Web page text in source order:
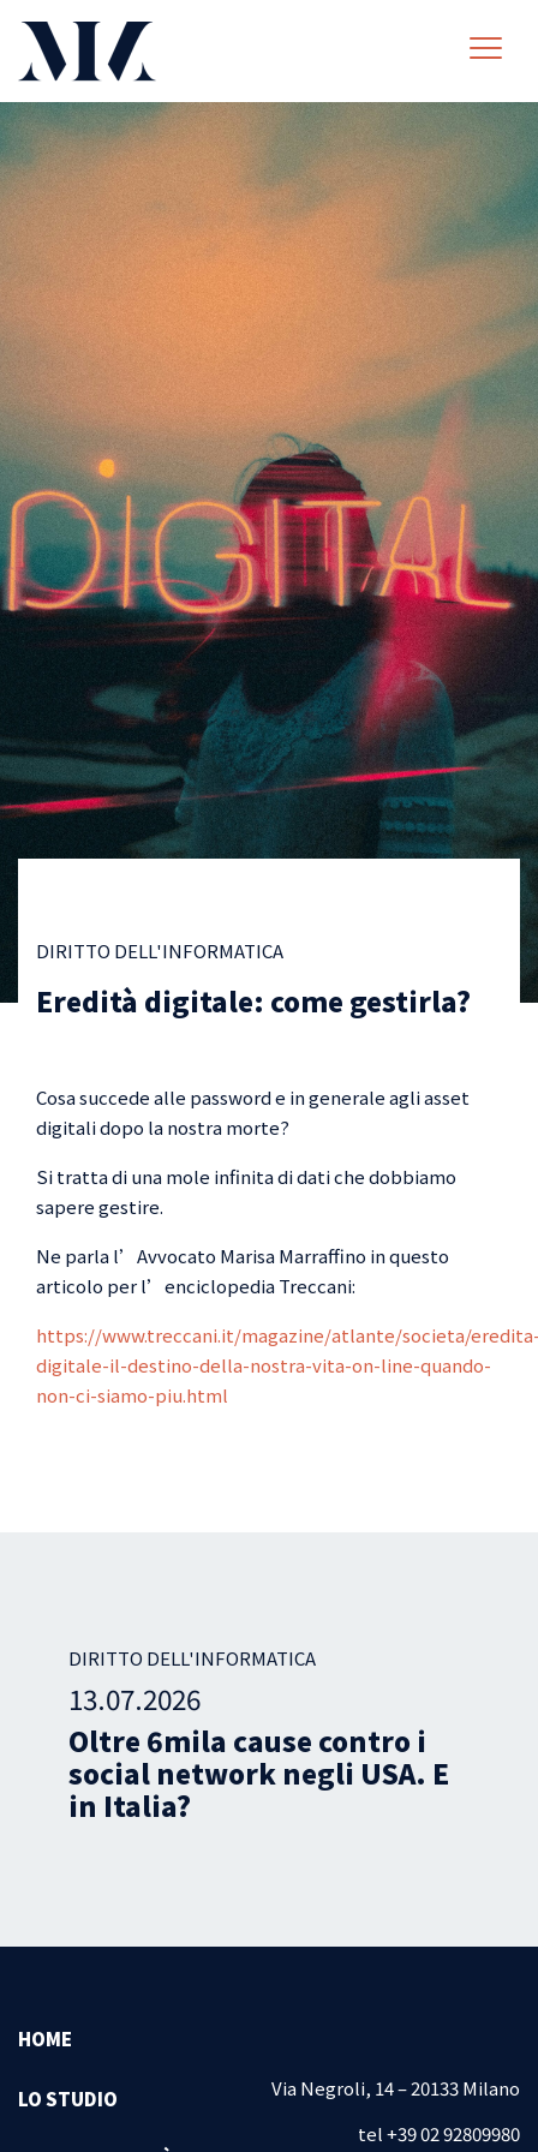
21.11.2025
DIRITTO DELL'INFORMATICA
Eredità digitale: come gestirla?
Cosa succede alle password e in generale agli asset
digitali dopo la nostra morte?
Si tratta di una mole infinita di dati che dobbiamo
sapere gestire.
Ne parla l’Avvocato Marisa Marraffino in questo
articolo per l’enciclopedia Treccani:
https://www.treccani.it/magazine/atlante/societa/
digitale-il-destino-della-nostra-vita-on-line-quando-
non-ci-siamo-piu.html
DIRITTO DELL'INFORMATICA
13.07.2026
Oltre 6mila cause contro i
social network negli USA. E
in Italia?
HOME
LO STUDIO
Via Negroli, 14 – 20133 Milano
tel +39 02 92809980